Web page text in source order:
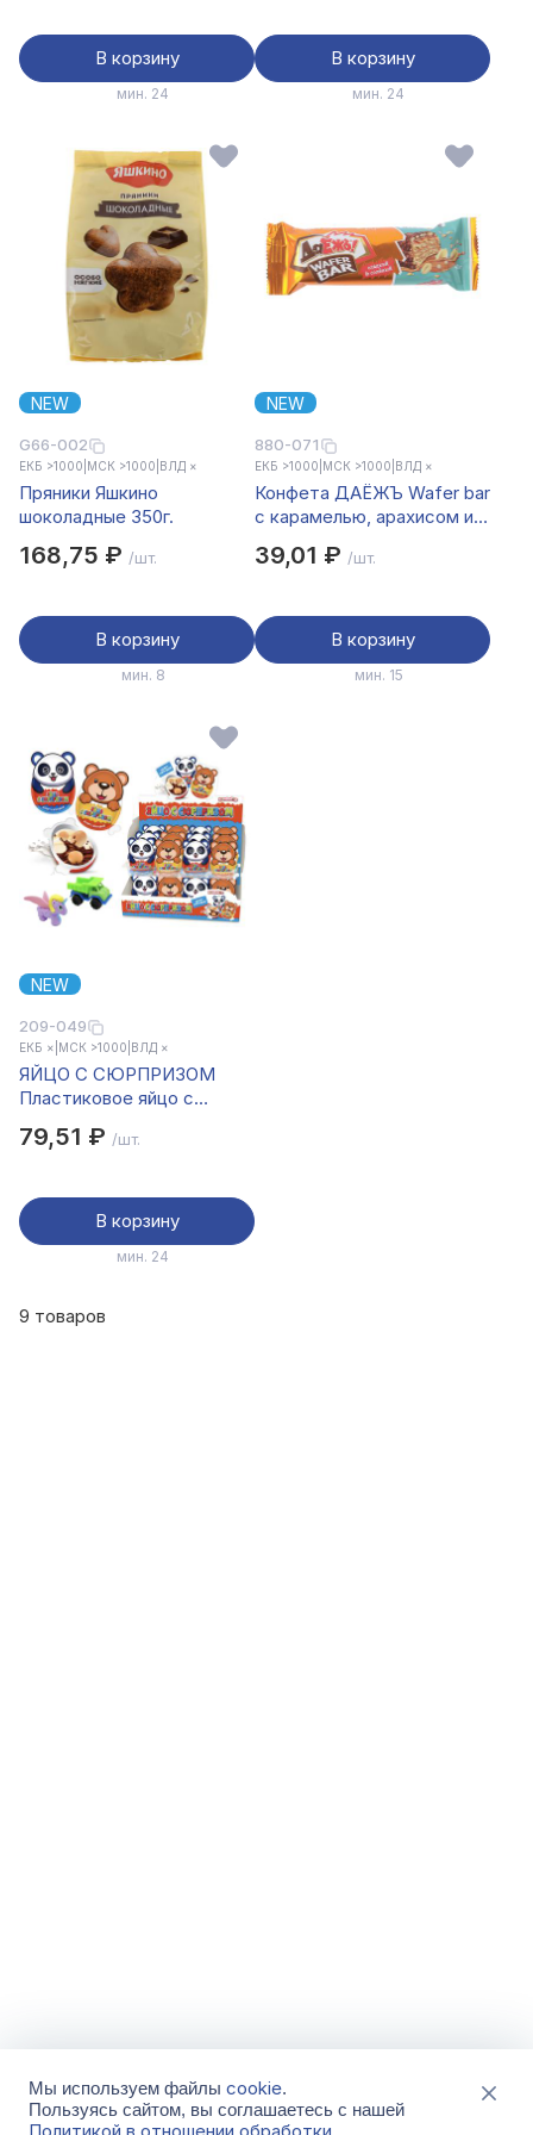
В корзину
мин. 24
В корзину
мин. 24
NEW
G66-002
ЕКБ >1000 МСК >1000 ВЛД ×
Пряники Яшкино
шоколадные 350г.
168,75 ₽ /шт.
В корзину
мин. 8
NEW
880-071
ЕКБ >1000 МСК >1000 ВЛД ×
Конфета ДАЁЖЪ Wafer bar
с карамелью, арахисом и
39,01 ₽ /шт.
В корзину
мин. 15
NEW
209-049
ЕКБ × МСК >1000 ВЛД ×
ЯЙЦО С СЮРПРИЗОМ
Пластиковое яйцо с
печеньем и игрушкой, 12 г.
79,51 ₽ /шт.
В корзину
мин. 24
9 товаров
Мы используем файлы cookie.
Пользуясь сайтом, вы соглашаетесь с нашей